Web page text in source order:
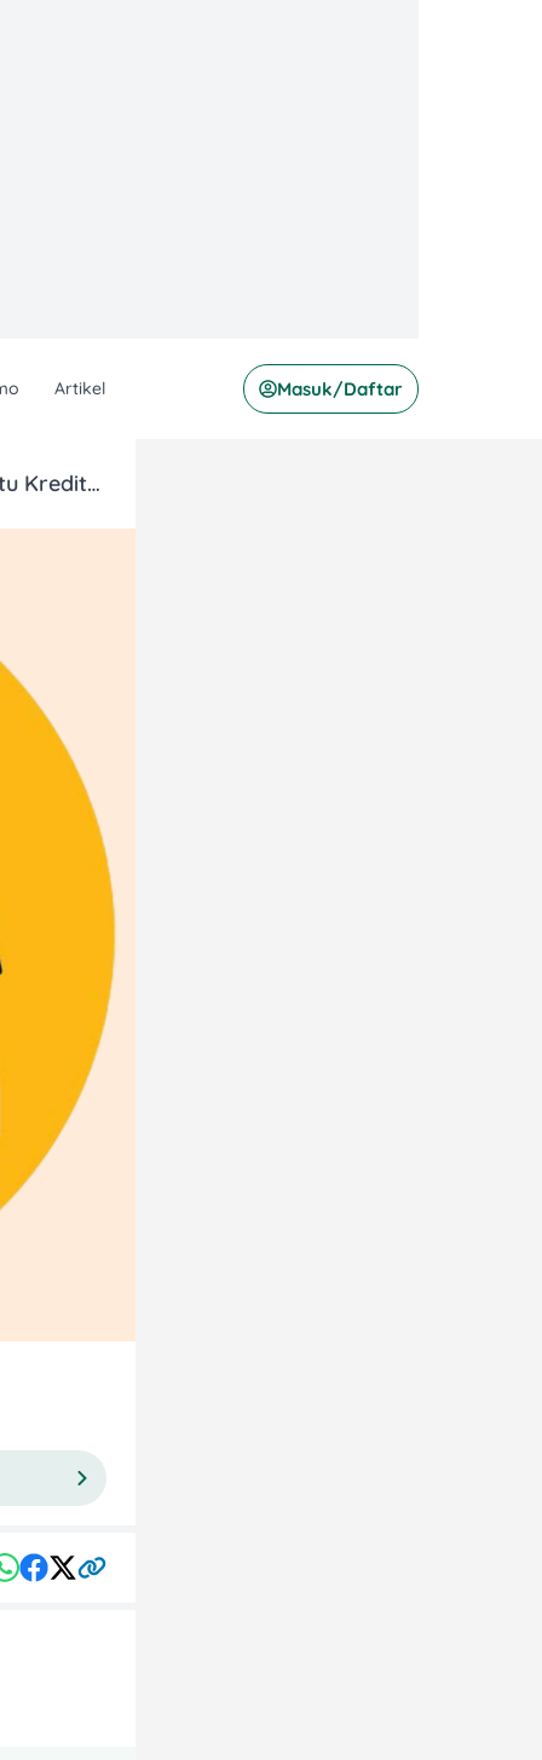
Artikel Masuk/Daftar
HokBen Diskon Rp50 Ribu dengan Kartu Kredit Mandiri